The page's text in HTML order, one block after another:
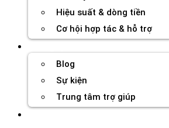
Hiệu suất & dòng tiền
Cơ hội hợp tác & hỗ trợ
Blog
Sự kiện
Trung tâm trợ giúp